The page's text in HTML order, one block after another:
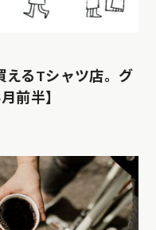
えるTシャツ店。グ
前半】